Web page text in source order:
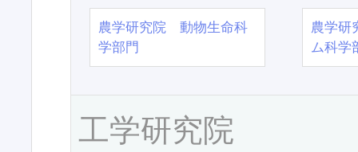
農学研究院 動物生命科
学部門
農学
ム科学
工学研究院